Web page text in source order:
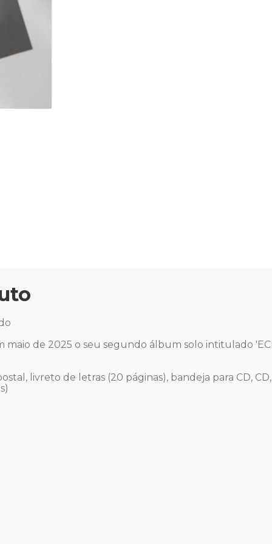
de 2025 o seu segundo álbum solo intitulado
livreto de letras (20 páginas), bandeja para CD,